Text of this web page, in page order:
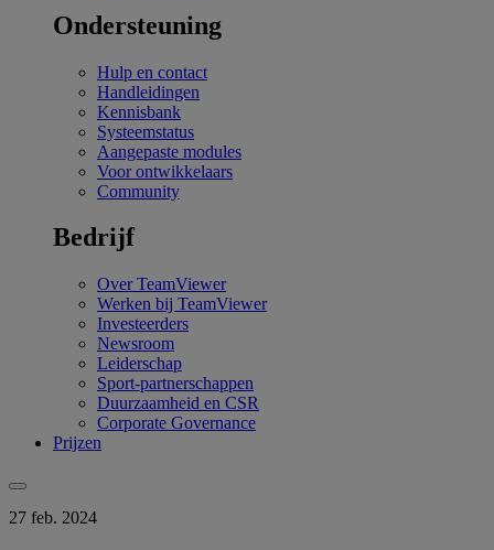
Ondersteuning
Hulp en contact
Handleidingen
Kennisbank
Systeemstatus
Aangepaste modules
Voor ontwikkelaars
Community
Bedrijf
Over TeamViewer
Werken bij TeamViewer
Investeerders
Newsroom
Leiderschap
Sport-partnerschappen
Duurzaamheid en CSR
Corporate Governance
Prijzen
27 feb. 2024